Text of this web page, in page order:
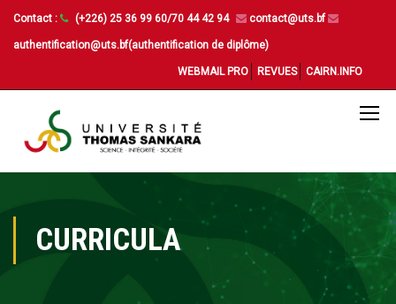
Contact : (+226) 25 36 99 60/70 44 42 94 contact@uts.bf
authentification@uts.bf(authentification de diplôme)
WEBMAIL PRO REVUES CAIRN.INFO
CURRICULA